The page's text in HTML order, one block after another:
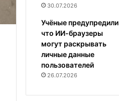
30.07.2026
Учёные предупредили
что ИИ-браузеры
могут раскрывать
личные данные
пользователей
26.07.2026